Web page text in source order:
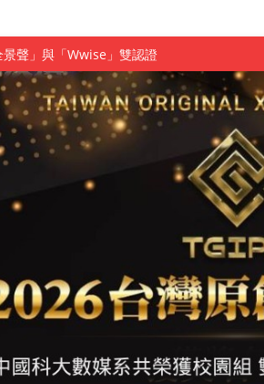
聲」與「Wwise」雙認證
慧餐飲管家獲全國第二名
事長與青年學子溫馨對談 傳遞品格與智慧力量
學生蛻變成金融新星
展 燃爆傳統與現代
原創遊戲大賞雙佳作
國大專廣播詞競賽英文組佳作
轉型與數位正義
介紹比賽」成績出爐
素養」 點亮智慧金融時代的跨域新局
學子
探索金融實習優勢